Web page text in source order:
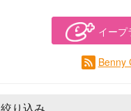
イープ
Benny